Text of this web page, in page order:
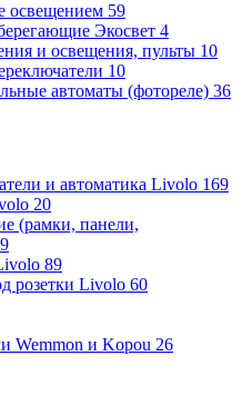
освещением 59
Экосвет 4
и освещения, пульты 10
10
автоматы (фотореле) 36
и автоматика Livolo 169
20
(рамки, панели,
89
розетки Livolo 60
Wemmon и Kopou 26